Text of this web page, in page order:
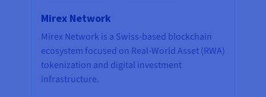
Mirex Network
Mirex Network is a Swiss-based blockchain
ecosystem focused on Real-World Asset (RWA)
tokenization and digital investment
infrastructure.